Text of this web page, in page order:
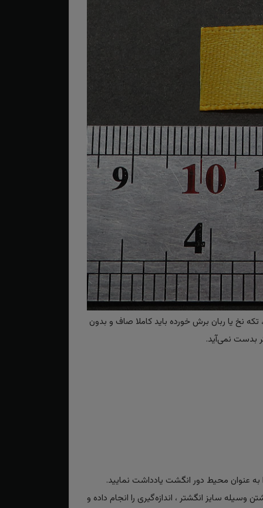
نخ یا ربان برش خورده باید کاملا صاف و بدون
بدست نمی‌آید.
عنوان محیط دور انگشت یادداشت نمایید.
وسیله سایز انگشتر ، اندازه‌گیری را انجام داده و